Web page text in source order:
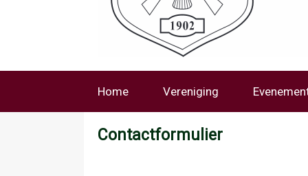
Home Vereniging
Contactformulier